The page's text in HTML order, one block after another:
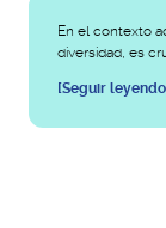
En el contexto
diversidad, es
[Seguir